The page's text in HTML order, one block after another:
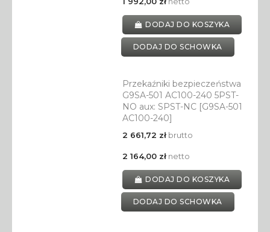
DODAJ DO KOSZYKA
DODAJ DO SCHOWKA
Przekaźniki bezpieczeństwa
G9SA-501 AC100-240 5PST-
NO aux: SPST-NC [G9SA-501
AC100-240]
2 661,72 złbrutto
2 164,00 złnetto
DODAJ DO KOSZYKA
DODAJ DO SCHOWKA